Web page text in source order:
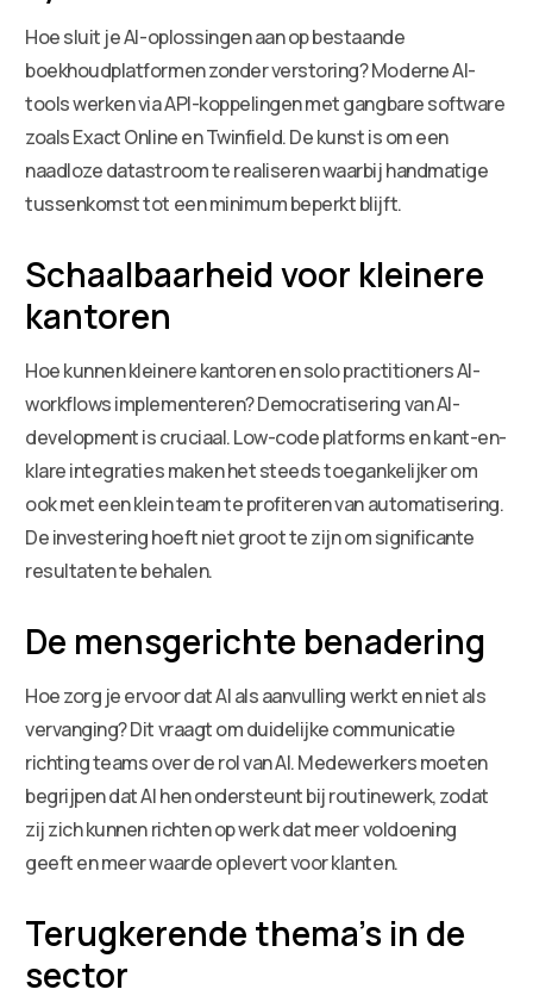
Hoe sluit je AI-oplossingen aan op bestaande
boekhoudplatformen zonder verstoring? Moderne AI-
tools werken via API-koppelingen met gangbare software
zoals Exact Online en Twinfield. De kunst is om een
naadloze datastroom te realiseren waarbij handmatige
tussenkomst tot een minimum beperkt blijft.
Schaalbaarheid voor kleinere
kantoren
Hoe kunnen kleinere kantoren en solo practitioners AI-
workflows implementeren? Democratisering van AI-
development is cruciaal. Low-code platforms en kant-en-
klare integraties maken het steeds toegankelijker om
ook met een klein team te profiteren van automatisering.
De investering hoeft niet groot te zijn om significante
resultaten te behalen.
De mensgerichte benadering
Hoe zorg je ervoor dat AI als aanvulling werkt en niet als
vervanging? Dit vraagt om duidelijke communicatie
richting teams over de rol van AI. Medewerkers moeten
begrijpen dat AI hen ondersteunt bij routinewerk, zodat
zij zich kunnen richten op werk dat meer voldoening
geeft en meer waarde oplevert voor klanten.
Terugkerende thema’s in de
sector